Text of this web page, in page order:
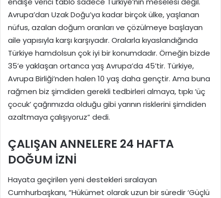
Avrupa’dan Uzak Doğu’ya kadar birçok ülke, yaşlanan
nüfus, azalan doğum oranları ve çözülmeye başlayan
aile yapısıyla karşı karşıyadır. Oralarla kıyaslandığında
Türkiye hamdolsun çok iyi bir konumdadır. Örneğin bizde
35’e yaklaşan ortanca yaş Avrupa’da 45’tir. Türkiye,
Avrupa Birliği’nden halen 10 yaş daha gençtir. Ama buna
rağmen biz şimdiden gerekli tedbirleri almaya, tıpkı ‘üç
çocuk’ çağrımızda olduğu gibi yarının risklerini şimdiden
azaltmaya çalışıyoruz” dedi.
ÇALIŞAN ANNELERE 24 HAFTA
DOĞUM İZNİ
Hayata geçirilen yeni destekleri sıralayan
Cumhurbaşkanı, “Hükümet olarak uzun bir süredir ‘Güçlü